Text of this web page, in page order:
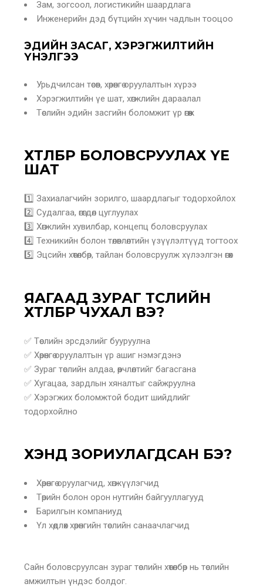
Зам, зогсоол, логистикийн шаардлага
Инженерийн дэд бүтцийн хүчин чадлын тооцоо
ЭДИЙН ЗАСАГ, ХЭРЭГЖИЛТИЙН
ҮНЭЛГЭЭ
Урьдчилсан төсөв, хөрөнгө оруулалтын хүрээ
Хэрэгжилтийн үе шат, хөгжлийн дараалал
Төслийн эдийн засгийн боломжит үр өгөөж
ХӨТӨЛБӨР БОЛОВСРУУЛАХ ҮЕ
ШАТ
1️⃣ Захиалагчийн зорилго, шаардлагыг тодорхойлох
2️⃣ Судалгаа, өгөгдөл цуглуулах
3️⃣ Хөгжлийн хувилбар, концепц боловсруулах
4️⃣ Техникийн болон төлөвлөлтийн үзүүлэлтүүд тогтоох
5️⃣ Эцсийн хөтөлбөр, тайлан боловсруулж хүлээлгэн өгөх
ЯАГААД ЗУРАГ ТӨСЛИЙН
ХӨТӨЛБӨР ЧУХАЛ ВЭ?
✅ Төслийн эрсдэлийг бууруулна
✅ Хөрөнгө оруулалтын үр ашиг нэмэгдэнэ
✅ Зураг төслийн алдаа, өөрчлөлтийг багасгана
✅ Хугацаа, зардлын хяналтыг сайжруулна
✅ Хэрэгжих боломжтой бодит шийдлийг
тодорхойлно
ХЭНД ЗОРИУЛАГДСАН БЭ?
Хөрөнгө оруулагчид, хөгжүүлэгчид
Төрийн болон орон нутгийн байгууллагууд
Барилгын компаниуд
Үл хөдлөх хөрөнгийн төслийн санаачлагчид
Сайн боловсруулсан зураг төслийн хөтөлбөр нь төслийн
амжилтын үндэс болдог.